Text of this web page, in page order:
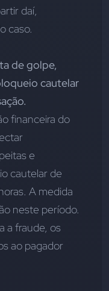
daí,
caso.
de golpe,
cautelar
financeira do
e
cautelar de
A medida
neste período.
a fraude, os
ao pagador